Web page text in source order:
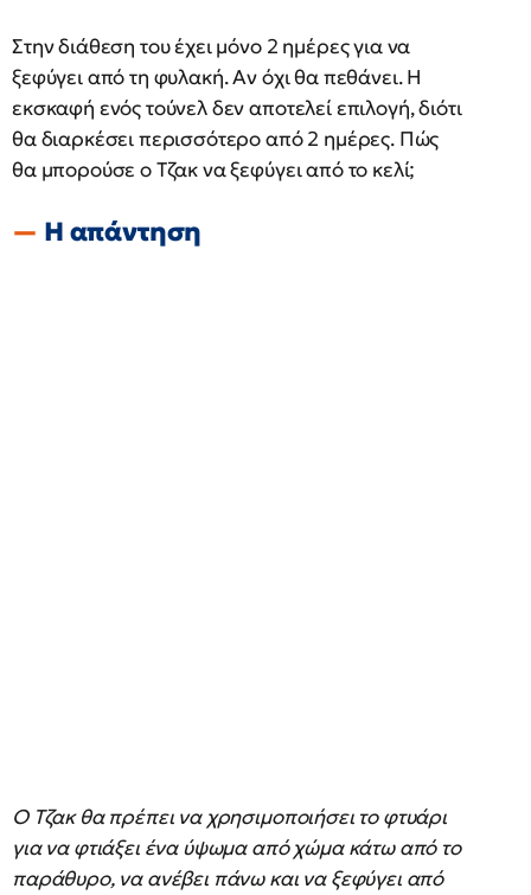
Στην διάθεση του έχει μόνο 2 ημέρες για να
ξεφύγει από τη φυλακή. Αν όχι θα πεθάνει. Η
εκσκαφή ενός τούνελ δεν αποτελεί επιλογή, διότι
θα διαρκέσει περισσότερο από 2 ημέρες. Πώς
θα μπορούσε ο Τζακ να ξεφύγει από το κελί;
Η απάντηση
Ο Τζακ θα πρέπει να χρησιμοποιήσει το φτυάρι
για να φτιάξει ένα ύψωμα από χώμα κάτω από το
παράθυρο, να ανέβει πάνω και να ξεφύγει από